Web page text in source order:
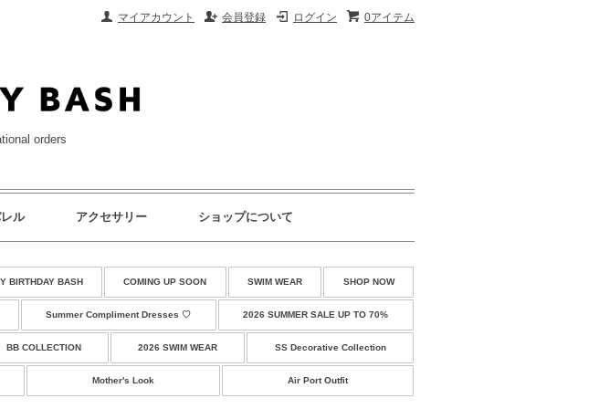
0アイテム
ログイン
会員登録
マイアカウント
orders
ル アクセサリー ショップについて
BIRTHDAY BASH COMING UP SOON SWIM WEAR SHOP NOW
Summer Compliment Dresses ♡ 2026 SUMMER SALE UP TO 70%
BB COLLECTION 2026 SWIM WEAR SS Decorative Collection
Mother's Look Air Port Outfit